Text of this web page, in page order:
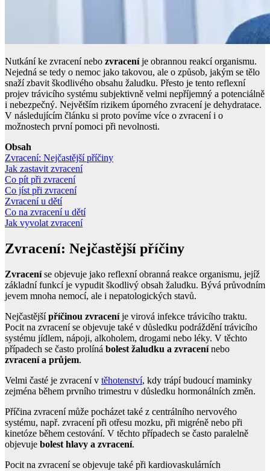
Nutkání ke zvracení nebo zvraceníje obrannou reakcí organismu.
Nejedná se tedy o nemoc jako takovou, ale o způsob, jakým se tělo
snaží zbavit škodlivého obsahu žaludku. Přesto je tento reflexní
projev trávicího systému subjektivně velmi nepříjemný a potenciálně
i nebezpečný. Největším rizikem úporného zvracení je dehydratace.
V následujícím článku si proto povíme více o zvracení i o
možnostech první pomoci při nevolnosti.
Obsah
Zvracení: Nejčastější příčiny
Jak zastavit zvracení
Co pít při zvracení
Co jíst při zvracení
Zvracení u dětí
Co na zvracení u dětí
Jak vyvolat zvracení
Zvracení: Nejčastější příčiny
Zvraceníse objevuje jako reflexní obranná reakce organismu, jejíž
základní funkcí je vypudit škodlivý obsah žaludku. Bývá průvodním
jevem mnoha nemocí, ale i nepatologických stavů.
Nejčastějšípříčinou zvraceníje virová infekce trávicího traktu.
Pocit na zvracení se objevuje také v důsledku podráždění trávicího
systému jídlem, nápoji, alkoholem, drogami nebo léky. V těchto
případech se často prolíná bolest žaludku a zvracenínebo
zvracení a průjem.
Velmi časté je zvracení v těhotenství, kdy trápí budoucí maminky
zejména během prvního trimestru v důsledku hormonálních změn.
Příčina zvracení může pocházet také z centrálního nervového
systému, např. zvracení při otřesu mozku, při migréně nebo při
kinetóze během cestování. V těchto případech se často paralelně
objevuje bolest hlavy a zvracení.
Pocit na zvracení se objevuje také při kardiovaskulárních